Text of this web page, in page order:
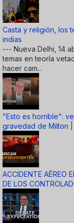
Casta y religión, los
indias
--- Nueva Delhi, 14
temas en teoría
hacer cam...
"Esto es horrible":
gravedad de Milton
ACCIDENTE AÉREO
DE LOS